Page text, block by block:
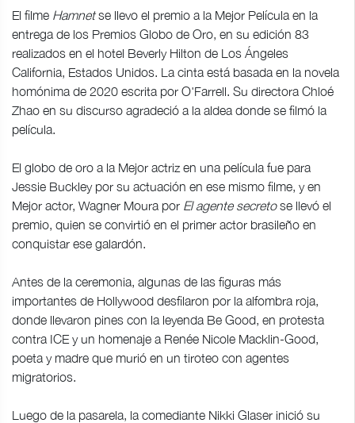
El filme Hamnetse llevo el premio a la Mejor Película en la
entrega de los Premios Globo de Oro, en su edición 83
realizados en el hotel Beverly Hilton de Los Ángeles
California, Estados Unidos. La cinta está basada en la novela
homónima de 2020 escrita por O'Farrell. Su directora Chloé
Zhao en su discurso agradeció a la aldea donde se filmó la
película.
El globo de oro a la Mejor actriz en una película fue para
Jessie Buckley por su actuación en ese mismo filme, y en
Mejor actor, Wagner Moura por El agente secretose llevó el
premio, quien se convirtió en el primer actor brasileño en
conquistar ese galardón.
Antes de la ceremonia, algunas de las figuras más
importantes de Hollywood desfilaron por la alfombra roja,
donde llevaron pines con la leyenda Be Good, en protesta
contra ICE y un homenaje a Renée Nicole Macklin-Good,
poeta y madre que murió en un tiroteo con agentes
migratorios.
Luego de la pasarela, la comediante Nikki Glaser inició su